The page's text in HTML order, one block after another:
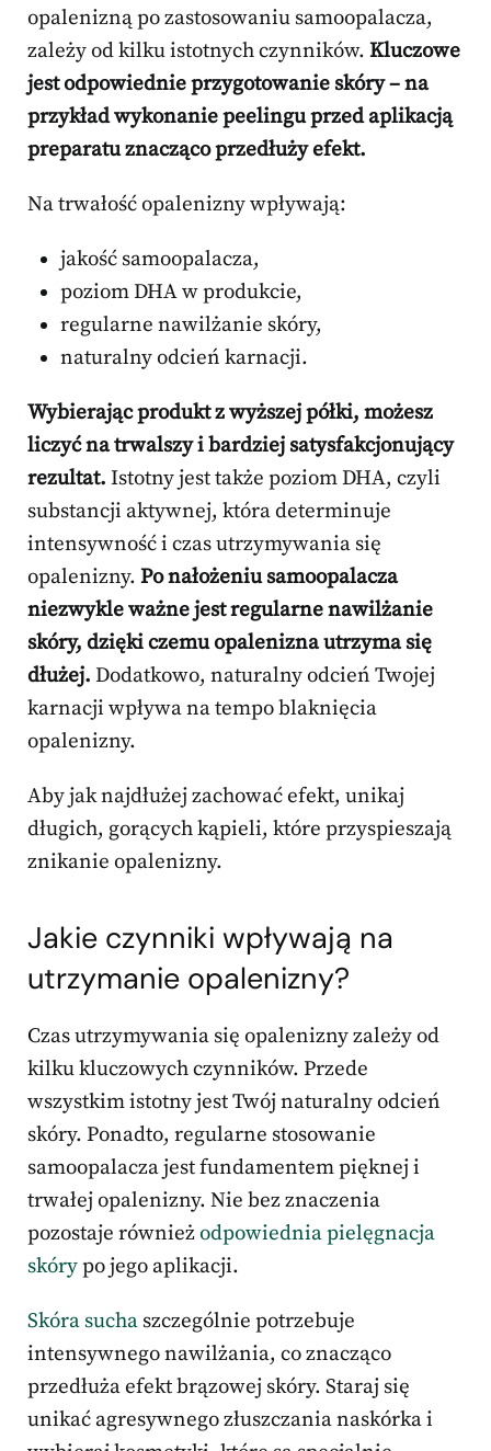
opalenizną po zastosowaniu samoopalacza,
zależy od kilku istotnych czynników. Kluczowe
jest odpowiednie przygotowanie skóry – na
przykład wykonanie peelingu przed aplikacją
preparatu znacząco przedłuży efekt.
Na trwałość opalenizny wpływają:
jakość samoopalacza,
poziom DHA w produkcie,
regularne nawilżanie skóry,
naturalny odcień karnacji.
Wybierając produkt z wyższej półki, możesz
liczyć na trwalszy i bardziej satysfakcjonujący
rezultat. Istotny jest także poziom DHA, czyli
substancji aktywnej, która determinuje
intensywność i czas utrzymywania się
opalenizny. Po nałożeniu samoopalacza
niezwykle ważne jest regularne nawilżanie
skóry, dzięki czemu opalenizna utrzyma się
dłużej. Dodatkowo, naturalny odcień Twojej
karnacji wpływa na tempo blaknięcia
opalenizny.
Aby jak najdłużej zachować efekt, unikaj
długich, gorących kąpieli, które przyspieszają
znikanie opalenizny.
Jakie czynniki wpływają na
utrzymanie opalenizny?
Czas utrzymywania się opalenizny zależy od
kilku kluczowych czynników. Przede
wszystkim istotny jest Twój naturalny odcień
skóry. Ponadto, regularne stosowanie
samoopalacza jest fundamentem pięknej i
trwałej opalenizny. Nie bez znaczenia
pozostaje równieżodpowiednia pielęgnacja
skórypo jego aplikacji.
Skóra sucha szczególnie potrzebuje
intensywnego nawilżania, co znacząco
przedłuża efekt brązowej skóry. Staraj się
unikać agresywnego złuszczania naskórka i